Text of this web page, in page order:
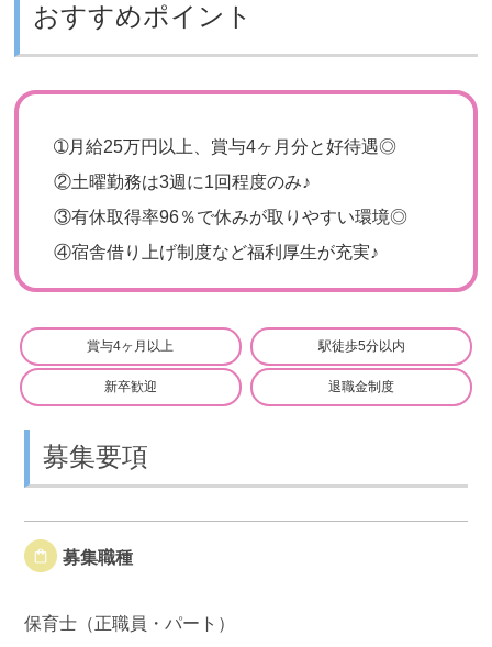
おすすめポイント
➀月給25万円以上、賞与4ヶ月分と好待遇◎
②土曜勤務は3週に1回程度のみ♪
③有休取得率96％で休みが取りやすい環境◎
④宿舎借り上げ制度など福利厚生が充実♪
賞与4ヶ月以上 駅徒歩5分以内
新卒歓迎 退職金制度
募集要項
募集職種
保育士（正職員・パート）